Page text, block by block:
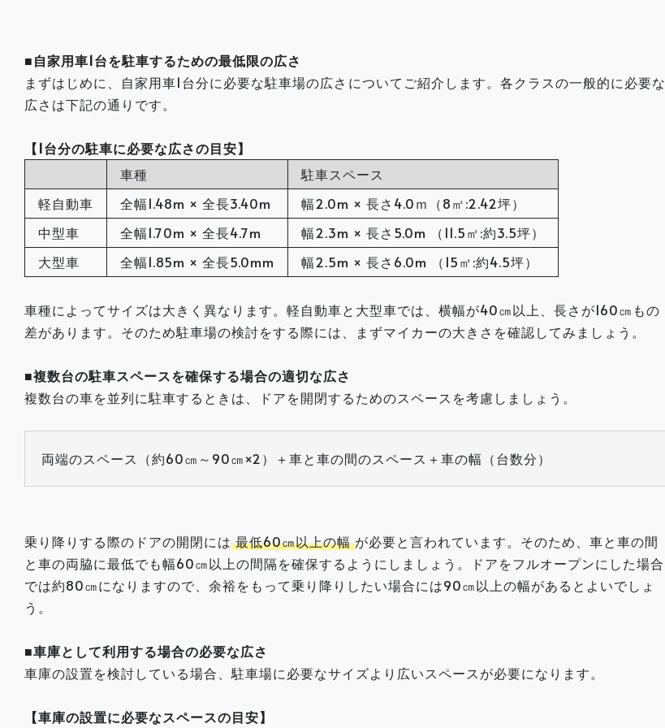
■自家用車1台を駐車するための最低限の広さ
まずはじめに、自家用車1台分に必要な駐車場の広さについてご紹介します。各クラスの一般的に必要な
広さは下記の通りです。
【1台分の駐車に必要な広さの目安】
車種
駐車スペース
軽自動車
全幅1.48m × 全長3.40m
幅2.0m × 長さ4.0ｍ（8㎡:2.42坪）
中型車
全幅1.70m × 全長4.7m
幅2.3m × 長さ5.0m （11.5㎡:約3.5坪）
大型車
全幅1.85m × 全長5.0mm 幅2.5m × 長さ6.0m （15㎡:約4.5坪）
車種によってサイズは大きく異なります。軽自動車と大型車では、横幅が40㎝以上、長さが160㎝もの
差があります。そのため駐車場の検討をする際には、まずマイカーの大きさを確認してみましょう。
■複数台の駐車スペースを確保する場合の適切な広さ
複数台の車を並列に駐車するときは、ドアを開閉するためのスペースを考慮しましょう。
両端のスペース（約60㎝～90㎝×2）＋車と車の間のスペース＋車の幅（台数分）
乗り降りする際のドアの開閉には 最低60㎝以上の幅 が必要と言われています。そのため、車と車の間
と車の両脇に最低でも幅60㎝以上の間隔を確保するようにしましょう。ドアをフルオープンにした場合
では約80㎝になりますので、余裕をもって乗り降りしたい場合には90㎝以上の幅があるとよいでしょ
う。
■車庫として利用する場合の必要な広さ
車庫の設置を検討している場合、駐車場に必要なサイズより広いスペースが必要になります。
【車庫の設置に必要なスペースの目安】